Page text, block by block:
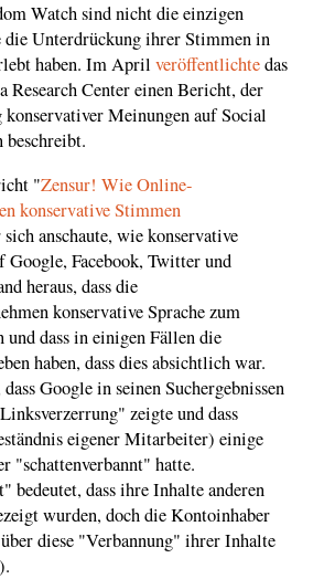
Watch sind nicht die einzigen
die Unterdrückung ihrer Stimmen in
haben. Im April veröffentlichtedas
Research Center einen Bericht, der
Meinungen auf Social
"Zensur! Wie Online-
konservative Stimmen
anschaute, wie konservative
Google, Facebook, Twitter und
heraus, dass die
konservative Sprache zum
und dass in einigen Fällen die
haben, dass dies absichtlich war.
Google in seinen Suchergebnissen
zeigte und dass
eigener Mitarbeiter) einige
"schattenverbannt" hatte.
bedeutet, dass ihre Inhalte anderen
wurden, doch die Kontoinhaber
diese "Verbannung" ihrer Inhalte